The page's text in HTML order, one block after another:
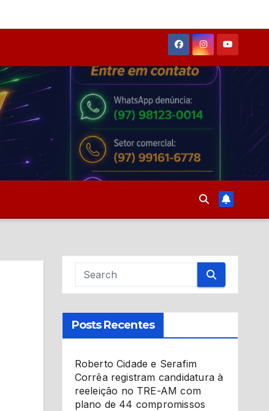
Posts Recentes
Roberto Cidade e Serafim
Corrêa registram candidatura à
reeleição no TRE-AM com
plano de 44 compromissos